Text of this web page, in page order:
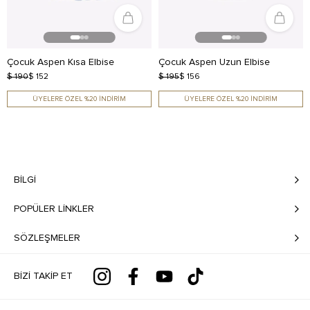
Çocuk Aspen Kısa Elbise
$ 190$ 152
ÜYELERE ÖZEL %20 İNDİRİM
Çocuk Aspen Uzun Elbise
$ 195$ 156
ÜYELERE ÖZEL %20 İNDİRİM
BILGI
POPÜLER LİNKLER
SÖZLEŞMELER
BIZI TAKIP ET